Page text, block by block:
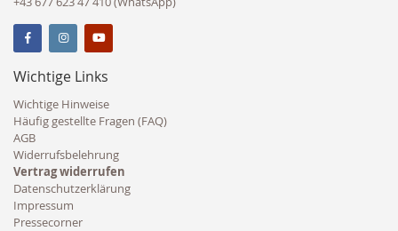
Wichtige Links
Wichtige Hinweise
Häufig gestellte Fragen (FAQ)
AGB
Widerrufsbelehrung
Vertrag widerrufen
Datenschutzerklärung
Impressum
Pressecorner